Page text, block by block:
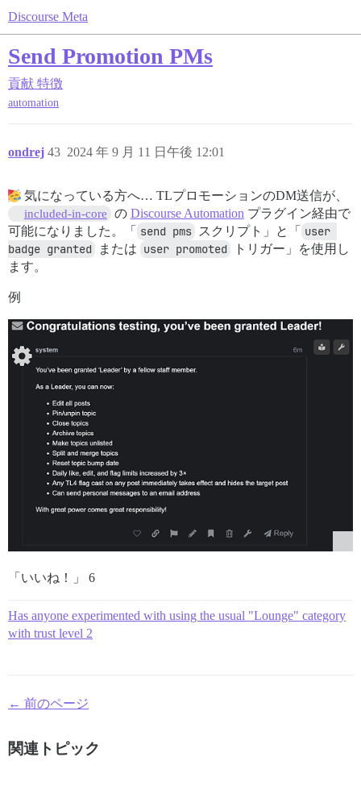
Discourse Meta
Send Promotion PMs
貢献 特徴
automation
ondrej 2024 年 9 月 11 日午後 12:01
43
気になっている方へ… TLプロモーションのDM送信が、
included-in-core の Discourse Automation プラグイン経由で
可能になりました。「
send pms スクリプト」と「
user
badge granted
または user promoted
トリガー」を使用し
ます。
例
「いいね！」 6
Has anyone experimented with using the usual "Lounge" category
with trust level 2
← 前のページ
関連トピック